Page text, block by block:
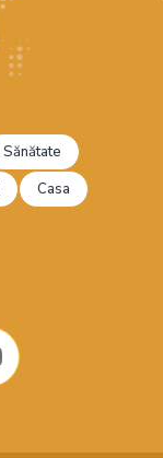
Sănătate
Casa